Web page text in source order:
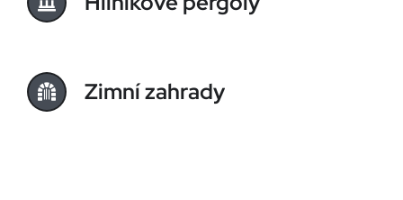
Zimní zahrady